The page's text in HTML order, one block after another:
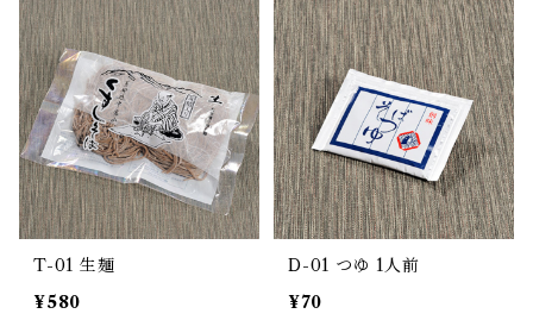
T-01 生麺
¥580
D-01 つゆ 1人前
¥70